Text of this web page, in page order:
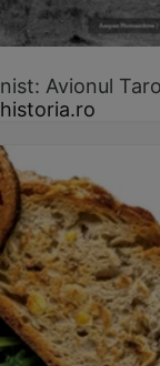
Avionul
historia.ro